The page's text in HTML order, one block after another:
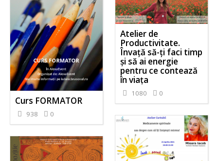
Curs FORMATOR
938 0
Atelier de
Productivitate.
Învață să-ți faci timp
și să ai energie
pentru ce contează
în viața
1080 0